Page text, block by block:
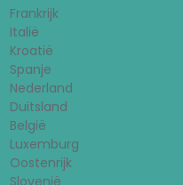
Frankrijk
Italië
Kroatië
Spanje
Nederland
Duitsland
België
Luxemburg
Oostenrijk
Slovenië